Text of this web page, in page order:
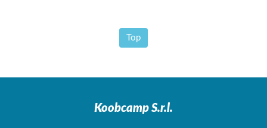
Top
Koobcamp S.r.l.